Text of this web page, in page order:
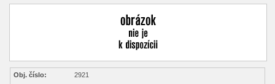
Obj. číslo:
2921